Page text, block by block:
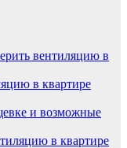
вентиляцию в
в квартире
и возможные
в квартире